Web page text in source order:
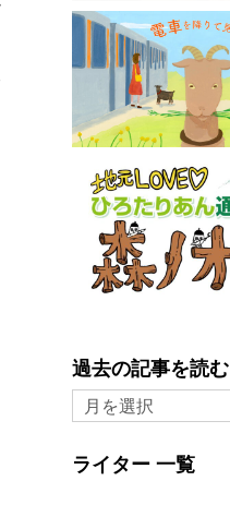
過去の記事を読む
月を選択
ライター 一覧